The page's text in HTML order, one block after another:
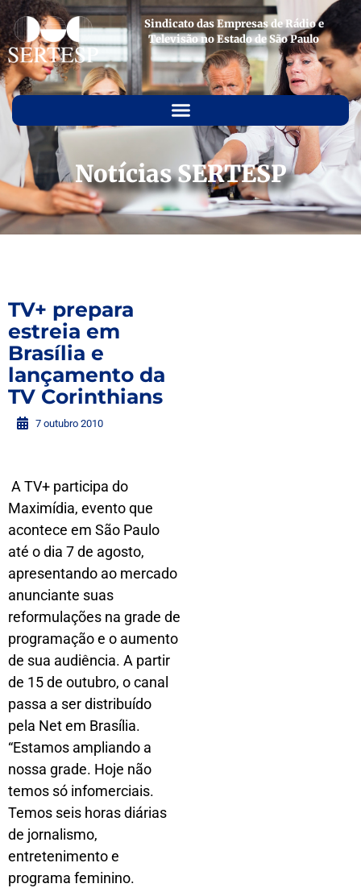
Sindicato das Empresas de Rádio e
Televisão no Estado de São Paulo
Notícias SERTESP
TV+ prepara
estreia em
Brasília e
lançamento da
TV Corinthians
7 outubro 2010
A TV+ participa do
Maximídia, evento que
acontece em São Paulo
até o dia 7 de agosto,
apresentando ao mercado
anunciante suas
reformulações na grade de
programação e o aumento
de sua audiência. A partir
de 15 de outubro, o canal
passa a ser distribuído
pela Net em Brasília.
“Estamos ampliando a
nossa grade. Hoje não
temos só infomerciais.
Temos seis horas diárias
de jornalismo,
entretenimento e
programa feminino.